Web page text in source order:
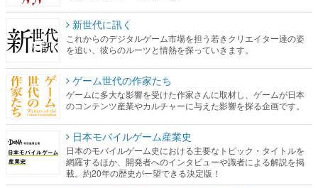
新世代に訊く
これからのデジタルゲーム市場を担う若きクリエイター達の姿
を追い、彼らのルーツと情熱を探っていきます。
ゲーム世代の作家たち
ゲームに多大な影響を受けた作家さんに取材し、ゲームが日本
のコンテンツ産業やカルチャーに与えた影響を探る企画です。
日本モバイルゲーム産業史
日本のモバイルゲーム史における主要なトピック・タイトルを
網羅するほか、開発者へのインタビューや識者による解説を掲
載。約20年の歴史が一望できる決定版！